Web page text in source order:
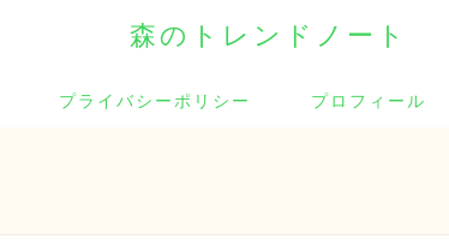
森のトレンドノート
プライバシーポリシー プロフィール